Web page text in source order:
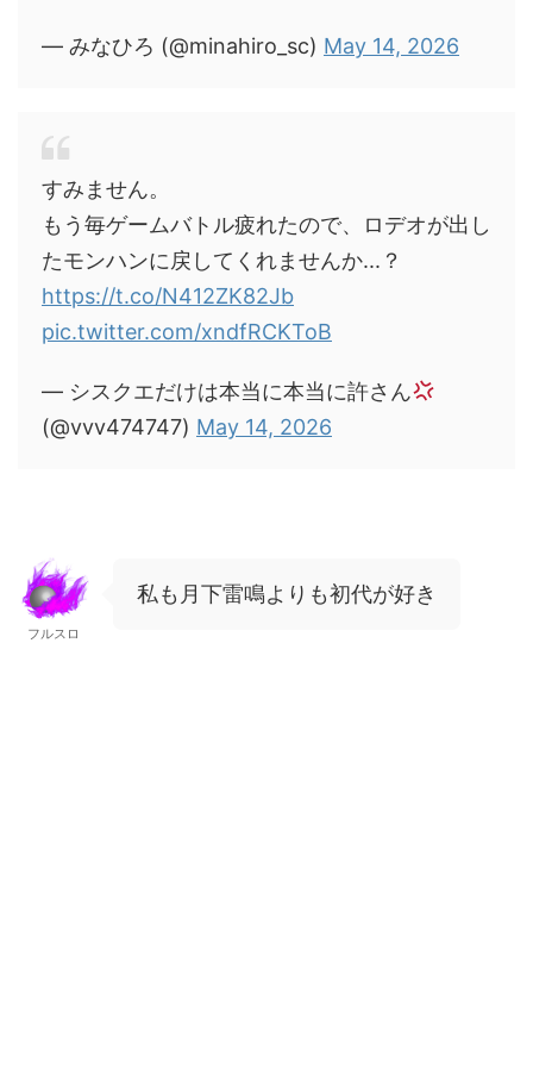
— みなひろ (@minahiro_sc) May 14, 2026
すみません。
もう毎ゲームバトル疲れたので、ロデオが出し
たモンハンに戻してくれませんか...？
https://t.co/N412ZK82Jb
pic.twitter.com/xndfRCKToB
— シスクエだけは本当に本当に許さん
(@vvv474747) May 14, 2026
フルスロ
私も月下雷鳴よりも初代が好き